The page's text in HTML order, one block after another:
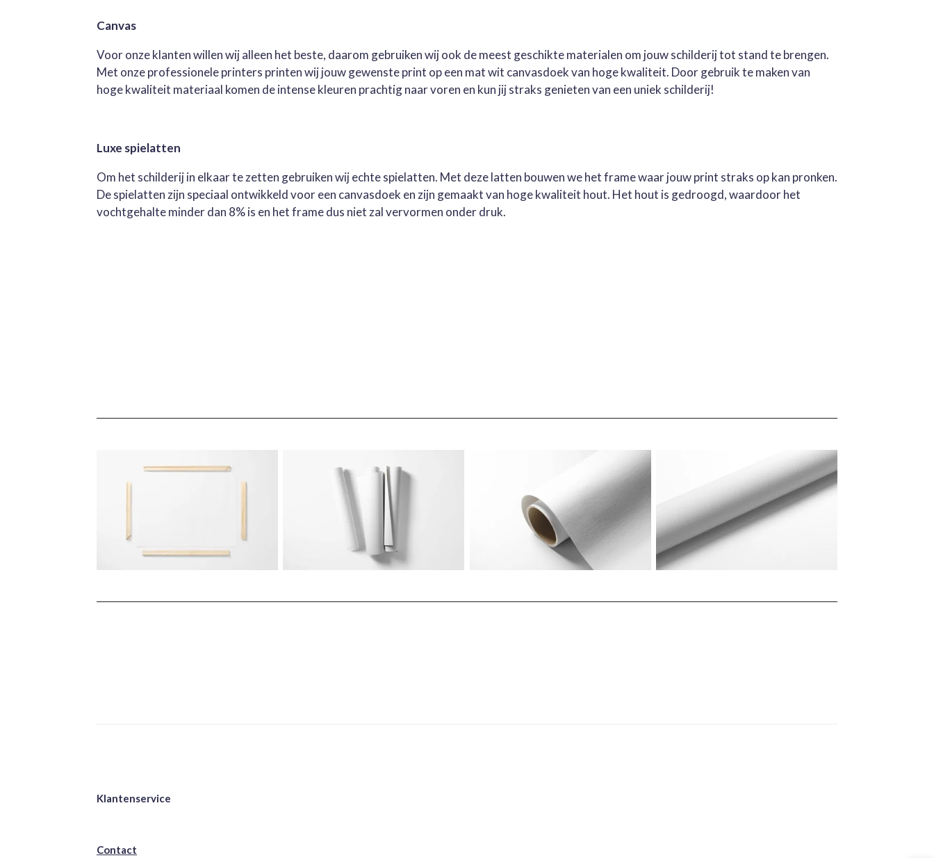
Canvas
Voor onze klanten willen wij alleen het beste, daarom gebruiken wij ook de meest geschikte materialen om jouw schilderij tot stand te brengen.
Met onze professionele printers printen wij jouw gewenste print op een mat wit canvasdoek van hoge kwaliteit. Door gebruik te maken van
hoge kwaliteit materiaal komen de intense kleuren prachtig naar voren en kun jij straks genieten van een uniek schilderij!
Luxe spielatten
Om het schilderij in elkaar te zetten gebruiken wij echte spielatten. Met deze latten bouwen we het frame waar jouw print straks op kan pronken.
De spielatten zijn speciaal ontwikkeld voor een canvasdoek en zijn gemaakt van hoge kwaliteit hout. Het hout is gedroogd, waardoor het
vochtgehalte minder dan 8% is en het frame dus niet zal vervormen onder druk.
Klantenservice
Contact